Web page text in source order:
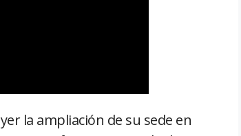
la ampliación de su sede en